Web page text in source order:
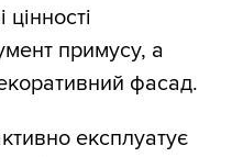
примусу, а
фасад.
експлуатує